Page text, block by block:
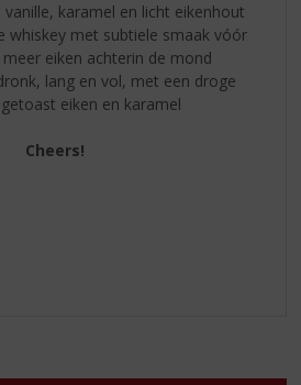
karamel en licht eikenhout
whiskey met subtiele smaak vóór
eiken achterin de mond
lang en vol, met een droge
eiken en karamel
Cheers!